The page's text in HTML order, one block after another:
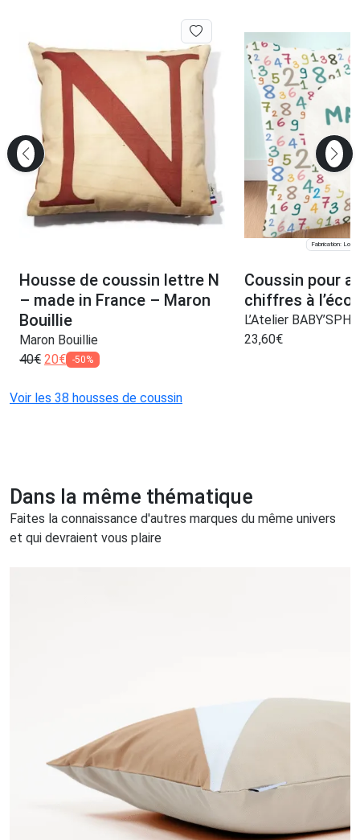
Housse de coussin lettre N
– made in France – Maron
Bouillie
Maron Bouillie
40€ 20€ -50%
Fabrication:
Coussin pour
chiffres à
L’Atelier
23,60€
Voir les 38 housses de coussin
Dans la même thématique
Faites la connaissance d'autres marques du même univers
et qui devraient vous plaire